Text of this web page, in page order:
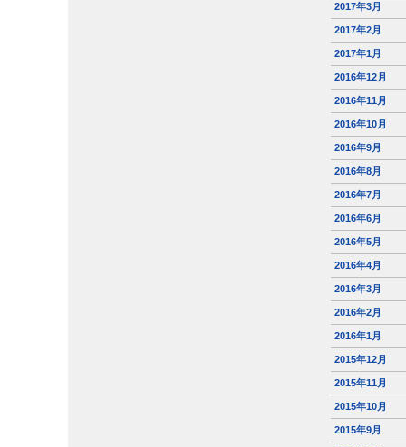
2017年3月
2017年2月
2017年1月
2016年12月
2016年11月
2016年10月
2016年9月
2016年8月
2016年7月
2016年6月
2016年5月
2016年4月
2016年3月
2016年2月
2016年1月
2015年12月
2015年11月
2015年10月
2015年9月